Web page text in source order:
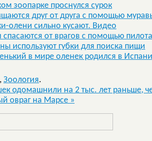
зоопарке проснулся сурок
друг от друга с помощью
олени сильно кусают. Видео
от врагов с помощью
используют губки для поиска пищи
в мире оленек родился в
, Зоология.
одомашнили на 2 тыс. лет раньше,
овраг на Марсе »